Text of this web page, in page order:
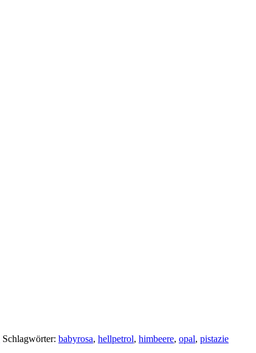
Schlagwörter: babyrosa, hellpetrol, himbeere, opal, pistazie